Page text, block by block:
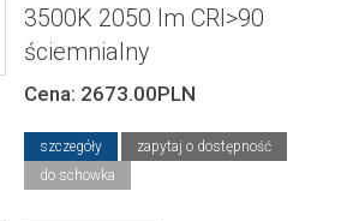
3500K 2050 lm CRI>90
ściemnialny
Cena: 2673.00PLN
szczegóły
zapytaj o dostępność
do schowka